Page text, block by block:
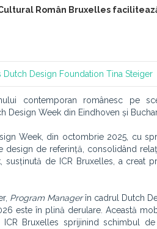
Român Bruxelles
Dutch Design Foundation Tina Steiger
contemporan românesc pe
Week din Eindhoven și
Week, din octombrie 2025, cu
de referință, consolidând
susținută de ICR Bruxelles, a creat
Program Managerîn cadrul Dutch
este în plină derulare. Această
Bruxelles sprijinind schimbul